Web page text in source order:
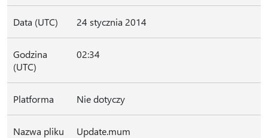
Data (UTC) 24 stycznia 2014
Godzina
(UTC)
02:34
Platforma Nie dotyczy
Nazwa pliku Update.mum